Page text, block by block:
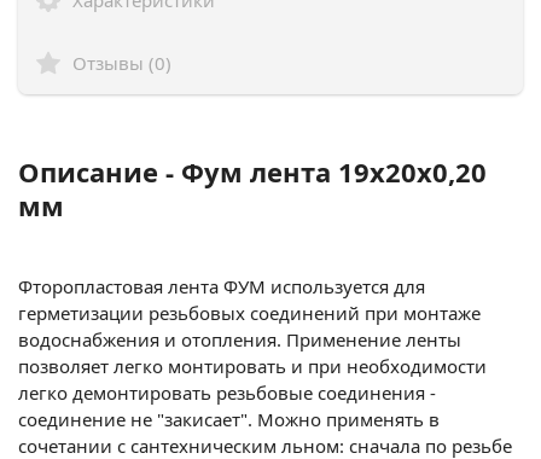
Отзывы (0)
Описание - Фум лента 19х20х0,20
мм
Фторопластовая лента ФУМ используется для
герметизации резьбовых соединений при монтаже
водоснабжения и отопления. Применение ленты
позволяет легко монтировать и при необходимости
легко демонтировать резьбовые соединения -
соединение не "закисает". Можно применять в
сочетании с сантехническим льном: сначала по резьбе